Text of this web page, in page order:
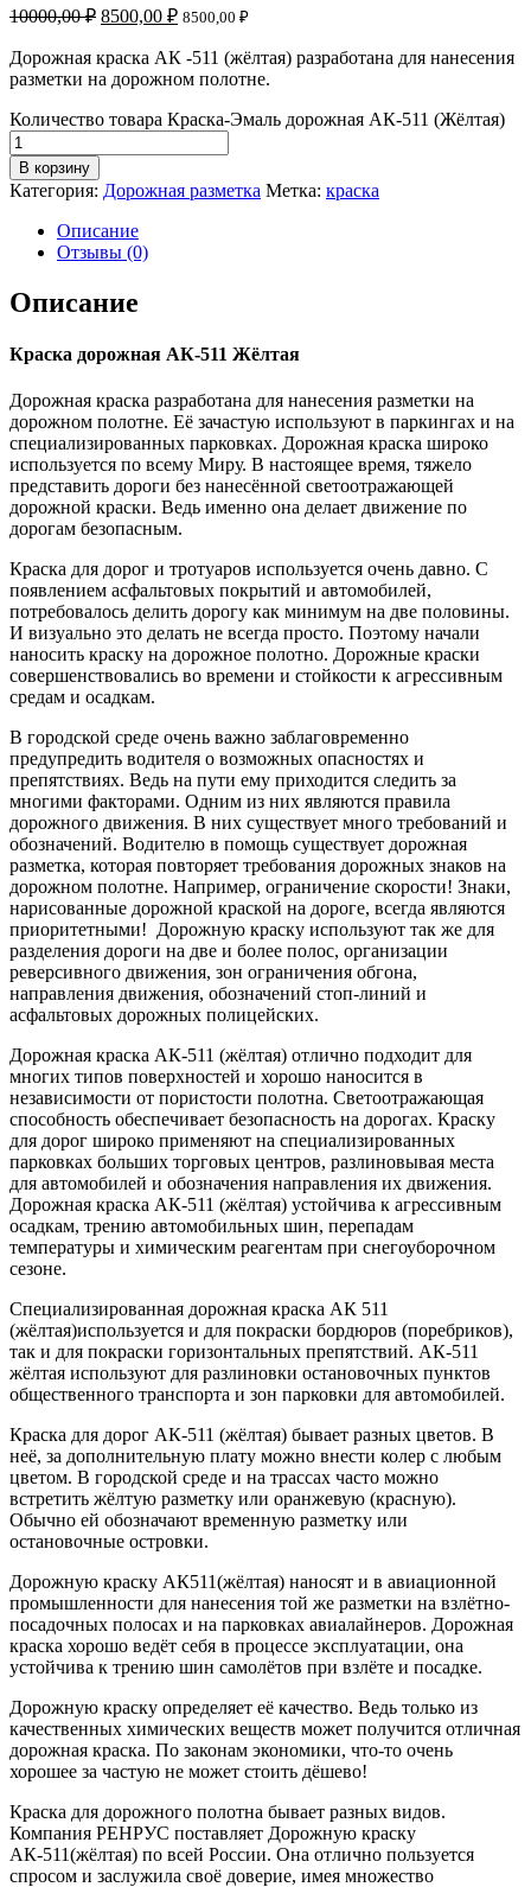
10000,00₽ 8500,00 ₽ 8500,00 ₽
Дорожная краска АК -511 (жёлтая) разработана для нанесения
разметки на дорожном полотне.
Количество товара Краска-Эмаль дорожная АК-511 (Жёлтая)
В корзину
Категория: Дорожная разметка Метка: краска
Описание
Отзывы (0)
Описание
Краска дорожная АК-511 Жёлтая
Дорожная краска разработана для нанесения разметки на
дорожном полотне. Её зачастую используют в паркингах и на
специализированных парковках. Дорожная краска широко
используется по всему Миру. В настоящее время, тяжело
представить дороги без нанесённой светоотражающей
дорожной краски. Ведь именно она делает движение по
дорогам безопасным.
Краска для дорог и тротуаров используется очень давно. С
появлением асфальтовых покрытий и автомобилей,
потребовалось делить дорогу как минимум на две половины.
И визуально это делать не всегда просто. Поэтому начали
наносить краску на дорожное полотно. Дорожные краски
совершенствовались во времени и стойкости к агрессивным
средам и осадкам.
В городской среде очень важно заблаговременно
предупредить водителя о возможных опасностях и
препятствиях. Ведь на пути ему приходится следить за
многими факторами. Одним из них являются правила
дорожного движения. В них существует много требований и
обозначений. Водителю в помощь существует дорожная
разметка, которая повторяет требования дорожных знаков на
дорожном полотне. Например, ограничение скорости! Знаки,
нарисованные дорожной краской на дороге, всегда являются
приоритетными! Дорожную краску используют так же для
разделения дороги на две и более полос, организации
реверсивного движения, зон ограничения обгона,
направления движения, обозначений стоп-линий и
асфальтовых дорожных полицейских.
Дорожная краска АК-511 (жёлтая) отлично подходит для
многих типов поверхностей и хорошо наносится в
независимости от пористости полотна. Светоотражающая
способность обеспечивает безопасность на дорогах. Краску
для дорог широко применяют на специализированных
парковках больших торговых центров, разлиновывая места
для автомобилей и обозначения направления их движения.
Дорожная краска АК-511 (жёлтая) устойчива к агрессивным
осадкам, трению автомобильных шин, перепадам
температуры и химическим реагентам при снегоуборочном
сезоне.
Специализированная дорожная краска АК 511
(жёлтая)используется и для покраски бордюров (поребриков),
так и для покраски горизонтальных препятствий. АК-511
жёлтая используют для разлиновки остановочных пунктов
общественного транспорта и зон парковки для автомобилей.
Краска для дорог АК-511 (жёлтая) бывает разных цветов. В
неё, за дополнительную плату можно внести колер с любым
цветом. В городской среде и на трассах часто можно
встретить жёлтую разметку или оранжевую (красную).
Обычно ей обозначают временную разметку или
остановочные островки.
Дорожную краску АК511(жёлтая) наносят и в авиационной
промышленности для нанесения той же разметки на взлётно-
посадочных полосах и на парковках авиалайнеров. Дорожная
краска хорошо ведёт себя в процессе эксплуатации, она
устойчива к трению шин самолётов при взлёте и посадке.
Дорожную краску определяет её качество. Ведь только из
качественных химических веществ может получится отличная
дорожная краска. По законам экономики, что-то очень
хорошее за частую не может стоить дёшево!
Краска для дорожного полотна бывает разных видов.
Компания РЕНРУС поставляет Дорожную краску
АК-511(жёлтая) по всей России. Она отлично пользуется
спросом и заслужила своё доверие, имея множество